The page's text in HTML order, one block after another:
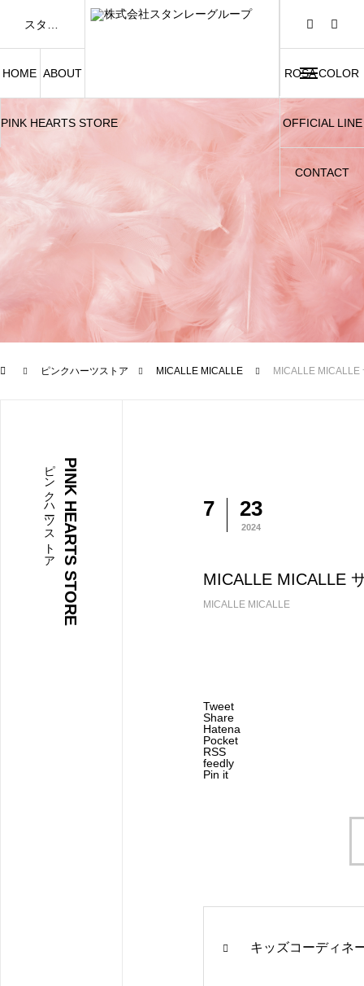
HOME ABOUT
PINK HEARTS STORE
ROSA COLOR
OFFICIAL LINE
CONTACT
ピンクハーツストア MICALLE MICALLE MICALLE
PINK HEARTS STORE
ピンクハーツストア 7 23
2024
MICALLE MICALLE
MICALLE MICALLE
Tweet
Share
Hatena
Pocket
RSS
feedly
Pin it
キッズコーディネ